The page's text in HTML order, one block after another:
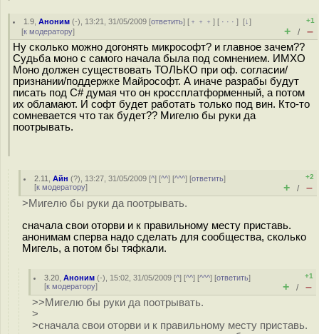
1.9 ,Аноним (-), 13:21, 31/05/2009 [ответить] [ ﹢﹢﹢] [ · · ·][↓]
[к модератору]
+1
+ / –
Ну сколько можно догонять микрософт? и главное зачем??
Судьба моно с самого начала была под сомнением. ИМХО
Моно должен существовать ТОЛЬКО при оф. согласии/
признании/поддержке Майрософт. А иначе разрабы будут
писать под C# думая что он кроссплатформенный, а потом
их обламают. И софт будет работать только под вин. Кто-то
сомневается что так будет?? Мигелю бы руки да
поотрывать.
2.11 ,Айн (?), 13:27, 31/05/2009 [^] [^^] [^^^] [ответить]
[к модератору]
+2
+ / –
>Мигелю бы руки да поотрывать.
сначала свои оторви и к правильному месту приставь.
анонимам сперва надо сделать для сообщества, сколько
Мигель, а потом бы тяфкали.
3.20 ,Аноним (-), 15:02, 31/05/2009 [^] [^^] [^^^] [ответить]
[к модератору]
+1
+ / –
>>Мигелю бы руки да поотрывать.
>
>сначала свои оторви и к правильному месту приставь.